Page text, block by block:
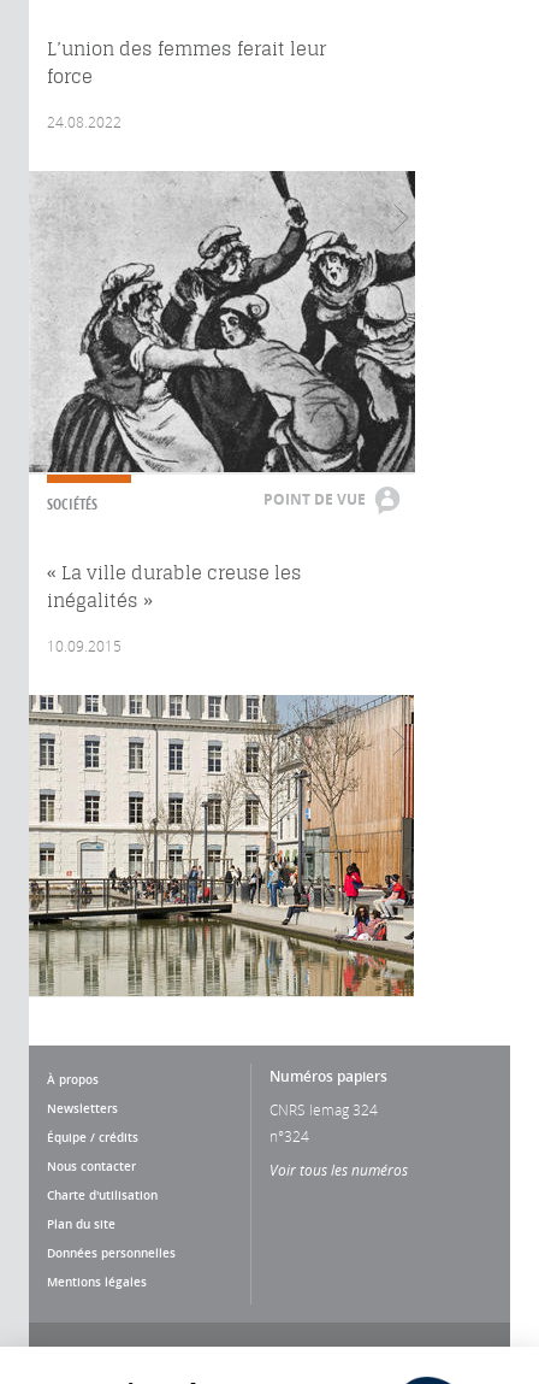
L’union des femmes ferait leur
force
24.08.2022
SOCIÉTÉS POINT DE VUE
« La ville durable creuse les
inégalités »
10.09.2015
À propos
Newsletters
Équipe / crédits
Nous contacter
Charte d'utilisation
Plan du site
Données personnelles
Mentions légales
Numéros papiers
CNRS lemag 324
n°324
Voir tous les numéros